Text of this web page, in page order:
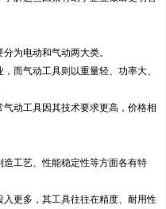
为电动和气动两大类。
而气动工具则以重量轻、功率大、
动工具因其技术要求更高，价格相
工艺、性能稳定性等方面各有特
更多，其工具往往在精度、耐用性